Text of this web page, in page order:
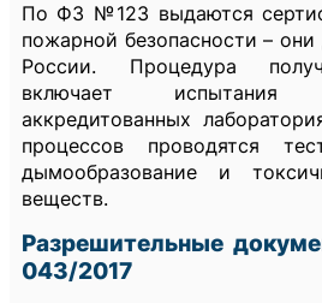
По ФЗ №123 выдаются
пожарной безопасности –
России. Процедура
включает
аккредитованных
процессов проводятся
дымообразование и
веществ.
Разрешительные
043/2017